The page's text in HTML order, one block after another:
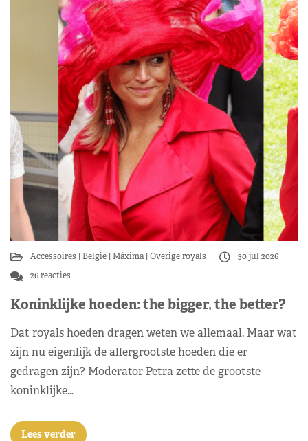
Accessoires België Máxima Overige royals
30 jul 2026
26 reacties
Koninklijke hoeden: the bigger, the better?
Dat royals hoeden dragen weten we allemaal. Maar wat
zijn nu eigenlijk de allergrootste hoeden die er
gedragen zijn? Moderator Petra zette de grootste
koninklijke…
Lees verder